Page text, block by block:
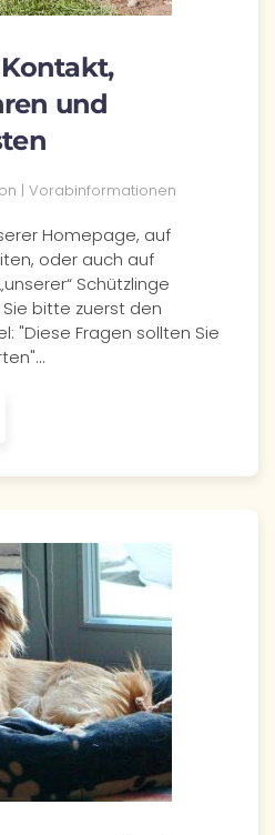
und
| Vorabinformationen
Homepage, auf
oder auch auf
Schützlinge
bitte zuerst den
"Diese Fragen sollten Sie